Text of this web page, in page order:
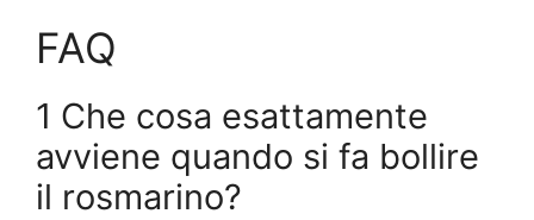
FAQ
1 Che cosa esattamente
avviene quando si fa bollire
il rosmarino?